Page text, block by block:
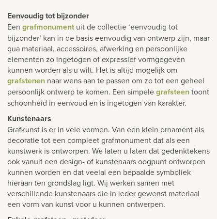
Eenvoudig tot bijzonder
Een grafmonument uit de collectie ‘eenvoudig tot
bijzonder’ kan in de basis eenvoudig van ontwerp zijn, maar
qua materiaal, accessoires, afwerking en persoonlijke
elementen zo ingetogen of expressief vormgegeven
kunnen worden als u wilt. Het is altijd mogelijk om
grafstenen naar wens aan te passen om zo tot een geheel
persoonlijk ontwerp te komen. Een simpelegrafsteentoont
schoonheid in eenvoud en is ingetogen van karakter.
Kunstenaars
Grafkunst is er in vele vormen. Van een klein ornament als
decoratie tot een compleet grafmonument dat als een
kunstwerk is ontworpen. We laten u laten dat gedenktekens
ook vanuit een design- of kunstenaars oogpunt ontworpen
kunnen worden en dat veelal een bepaalde symboliek
hieraan ten grondslag ligt. Wij werken samen met
verschillende kunstenaars die in ieder gewenst materiaal
een vorm van kunst voor u kunnen ontwerpen.